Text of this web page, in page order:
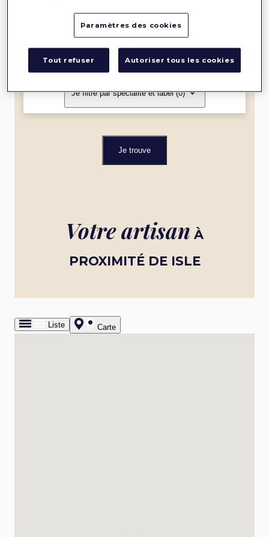
Dans un rayon de
Je filtre par spécialité et label(0)
Je trouve
Votre artisan À
PROXIMITÉ DE ISLE
Liste Carte
Paramètres des cookies
Tout refuser Autoriser tous les cookies